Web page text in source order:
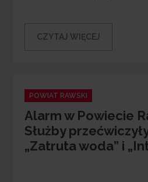
CZYTAJ WIĘCEJ
Categories
POWIAT RAWSKI
Alarm w Powiecie
Służby
„Zatruta woda” i